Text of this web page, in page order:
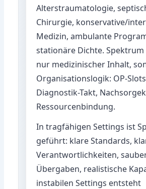
Alterstraumatologie,
Chirurgie, konservative/
Medizin, ambulante
stationäre Dichte.
nur medizinischer Inhalt,
Organisationslogik: OP-
Diagnostik-Takt,
Ressourcenbindung.
In tragfähigen Settings ist
geführt: klare Standards,
Verantwortlichkeiten,
Übergaben, realistische
instabilen Settings entsteht